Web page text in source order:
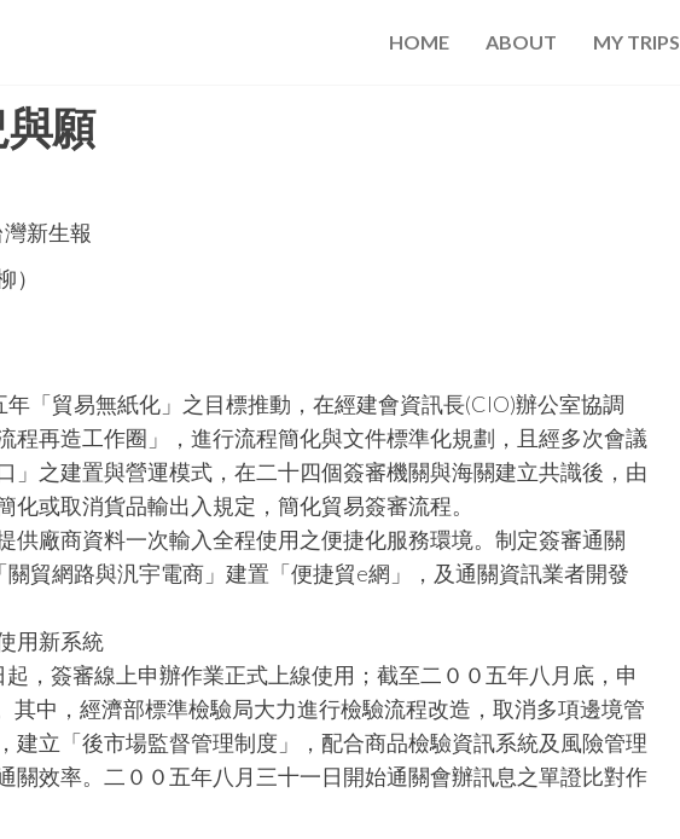
HOME ABOUT MY TRIPS
願
新生報
）
年「貿易無紙化」之目標推動，在經建會資訊長(CIO)辦公室協調
程再造工作圈」，進行流程簡化與文件標準化規劃，且經多次會議
」之建置與營運模式，在二十四個簽審機關與海關建立共識後，由
或取消貨品輸出入規定，簡化貿易簽審流程。
供廠商資料一次輸入全程使用之便捷化服務環境。制定簽審通關
貿網路與汎宇電商」建置「便捷貿e網」，及通關資訊業者開發
用新系統
，簽審線上申辦作業正式上線使用；截至二００五年八月底，申
其中，經濟部標準檢驗局大力進行檢驗流程改造，取消多項邊境管
建立「後市場監督管理制度」，配合商品檢驗資訊系統及風險管理
關效率。二００五年八月三十一日開始通關會辦訊息之單證比對作